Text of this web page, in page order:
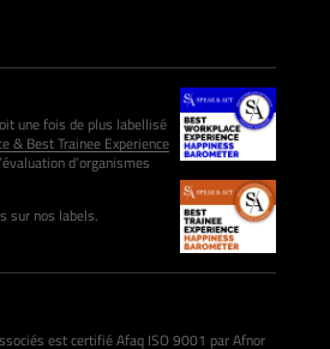
une fois de plus labellisé
& Best Trainee Experience
d’organismes
sur nos labels.
est certifié Afaq ISO 9001 par Afnor